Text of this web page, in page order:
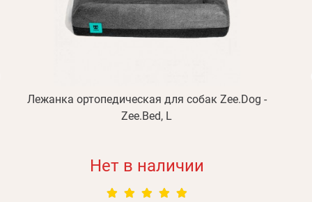
Лежанка ортопедическая для собак Zee.Dog -
Zee.Bed, L
Нет в наличии
Отправить
Регистрация
или с помощью
Вспомнили пароль?